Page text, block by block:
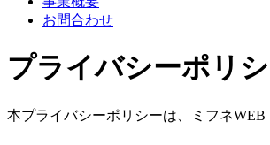
お問合わせ
プライバシーポリ
本プライバシーポリシーは、ミフネ